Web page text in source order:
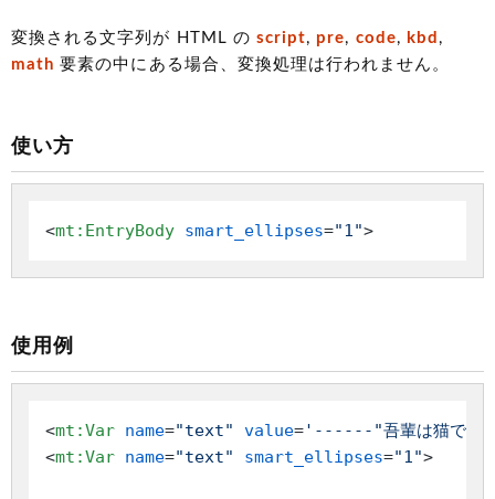
変換される文字列が HTML の script, pre, code, kbd ,
math 要素の中にある場合、変換処理は行われません。
使い方
<mt:EntryBody smart_ellipses="1">
使用例
<mt:Var name="text" value='------"吾輩は猫であ
<mt:Var name="text" smart_ellipses="1">